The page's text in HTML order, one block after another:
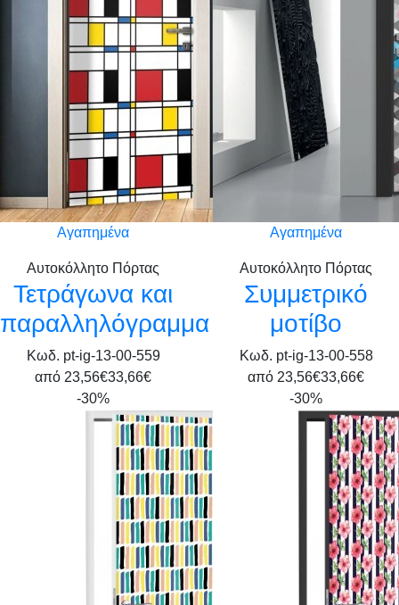
Αγαπημένα
Αυτοκόλλητο Πόρτας
Τετράγωνα και
παραλληλόγραμμα
Κωδ. pt-ig-13-00-559
από 23,56€33,66€
Αγαπημένα
Αυτοκόλλητο Πόρτας
Συμμετρικό
μοτίβο
Κωδ. pt-ig-13-00-558
από 23,56€33,66€
-30%
-30%